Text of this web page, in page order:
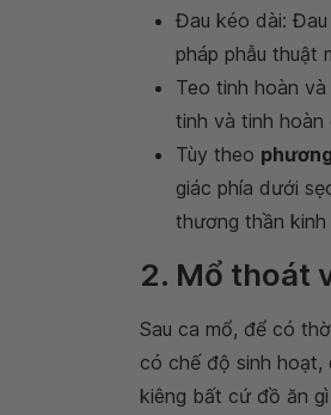
Đau kéo dài: Đau
pháp phẫu thuật
Teo tinh hoàn
tinh và tinh
Tùy theo
giác phía dưới
thương thần kinh
2. Mổ thoát
Sau ca mổ, để có
có chế độ sinh hoạt,
kiêng bất cứ đồ ăn